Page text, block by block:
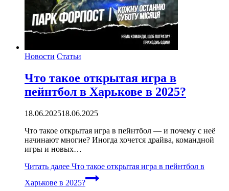
Новости Статьи
Что такое открытая игра в
пейнтбол в Харькове в 2025?
18.06.202518.06.2025
Что такое открытая игра в пейнтбол — и почему с неё
начинают многие? Иногда хочется драйва, командной
игры и новых…
Читать далее Что такое открытая игра в пейнтбол в
Харькове в 2025?